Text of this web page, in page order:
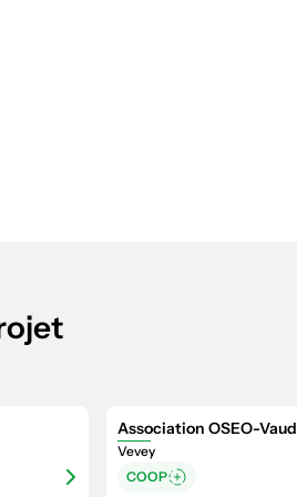
Association OSEO-Vaud
Vevey
COOP